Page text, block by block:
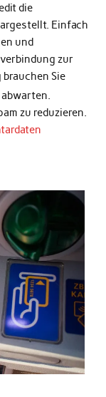
die
Einfach
und
zur
Sie
zu reduzieren.